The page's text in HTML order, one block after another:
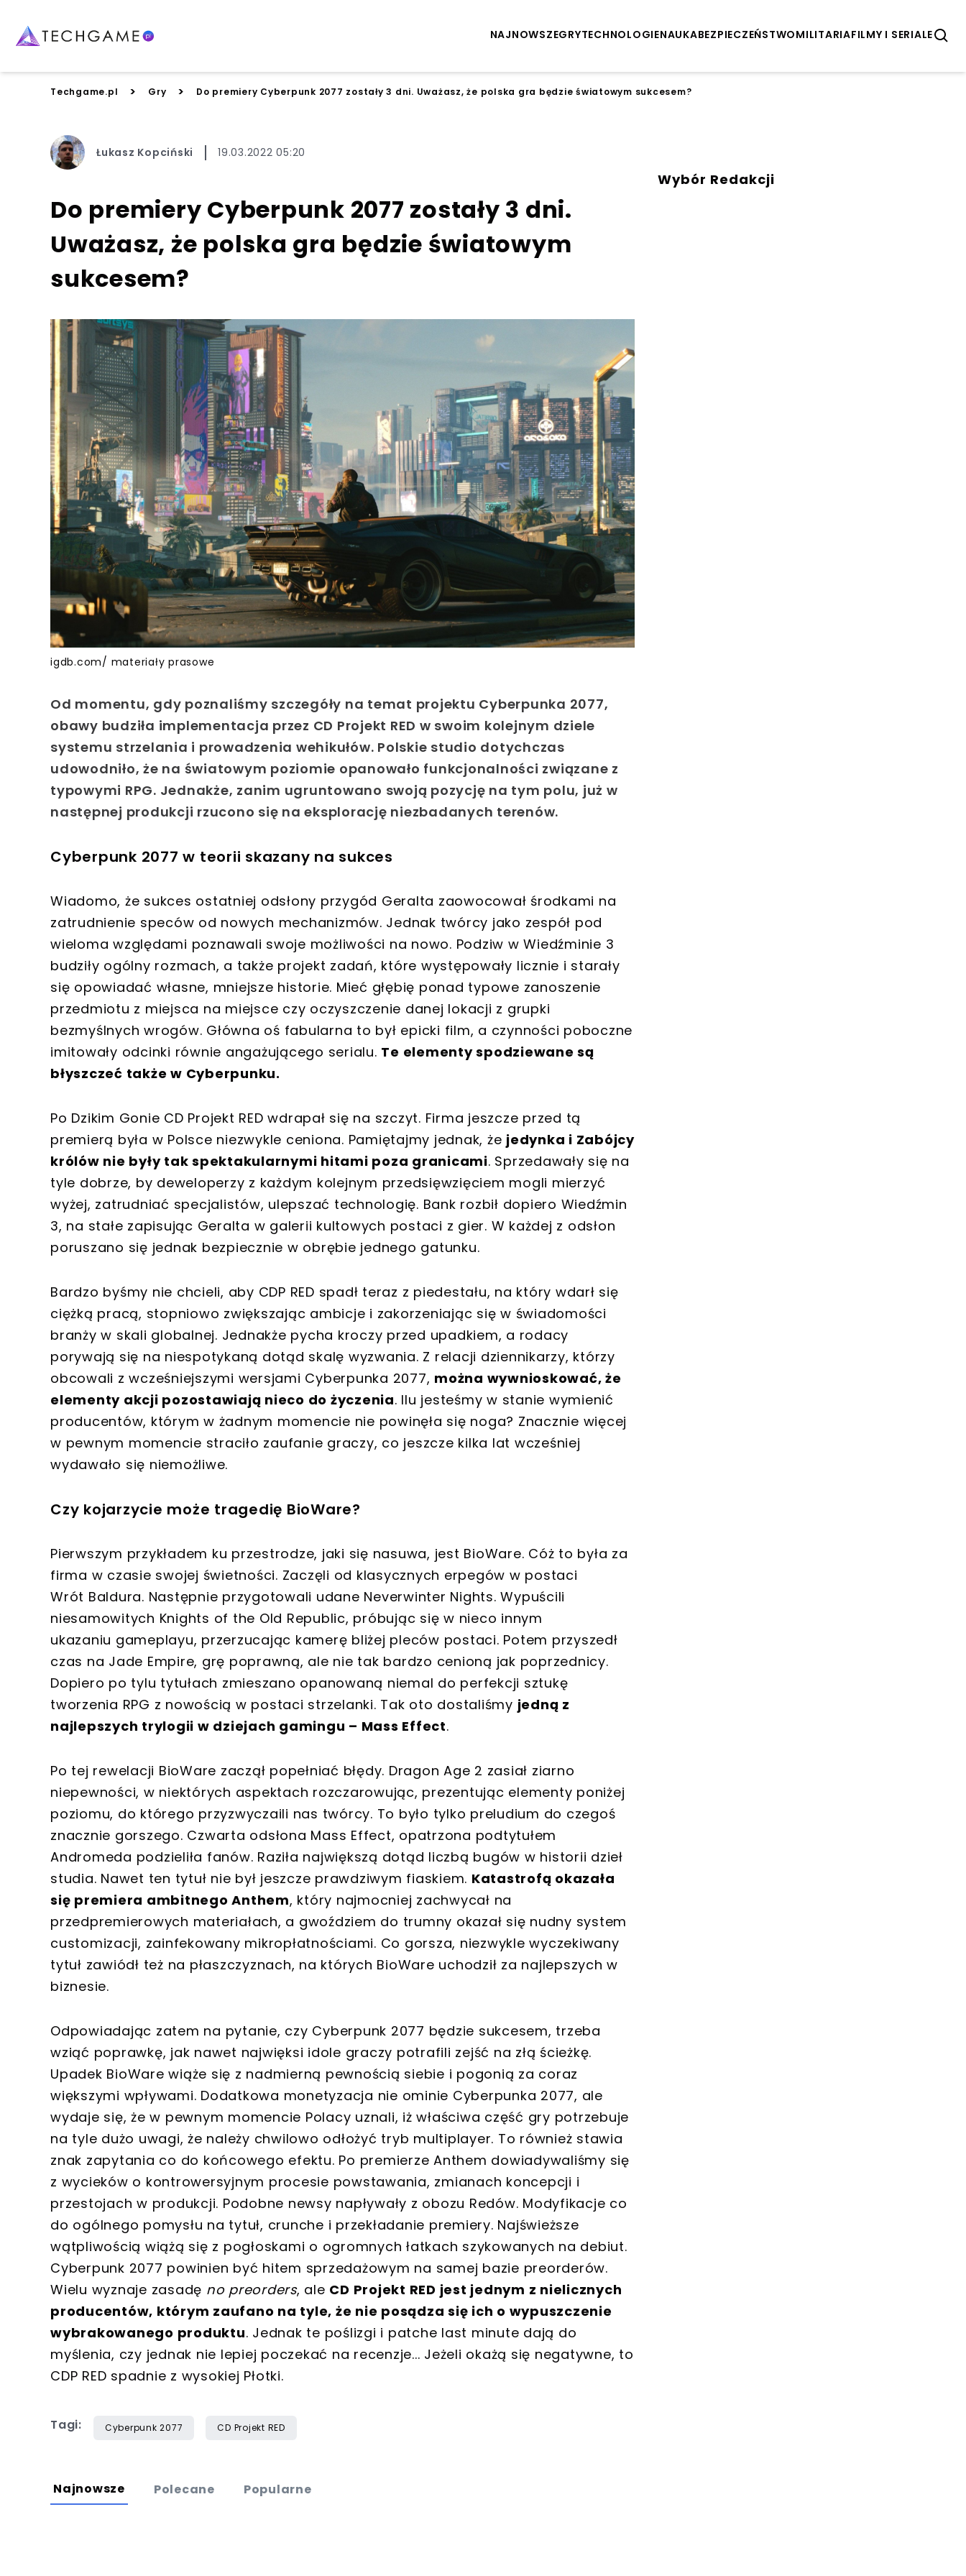
NAJNOWSZEGRYTECHNOLOGIENAUKABEZPIECZEŃSTWOMILITARIAFILMY I SERIALE
Techgame.pl > Gry > Do premiery Cyberpunk 2077 zostały 3 dni. Uważasz, że polska gra będzie światowym sukcesem?
Łukasz Kopciński 19.03.2022 05:20
Do premiery Cyberpunk 2077 zostały 3 dni.
Uważasz, że polska gra będzie światowym
sukcesem?
igdb.com/ materiały prasowe
Od momentu, gdy poznaliśmy szczegóły na temat projektu Cyberpunka 2077,
obawy budziła implementacja przez CD Projekt RED w swoim kolejnym dziele
systemu strzelania i prowadzenia wehikułów. Polskie studio dotychczas
udowodniło, że na światowym poziomie opanowało funkcjonalności związane z
typowymi RPG. Jednakże, zanim ugruntowano swoją pozycję na tym polu, już w
następnej produkcji rzucono się na eksplorację niezbadanych terenów.
Cyberpunk 2077 w teorii skazany na sukces
Wiadomo, że sukces ostatniej odsłony przygód Geralta zaowocował środkami na
zatrudnienie speców od nowych mechanizmów. Jednak twórcy jako zespół pod
wieloma względami poznawali swoje możliwości na nowo. Podziw w Wiedźminie 3
budziły ogólny rozmach, a także projekt zadań, które występowały licznie i starały
się opowiadać własne, mniejsze historie. Mieć głębię ponad typowe zanoszenie
przedmiotu z miejsca na miejsce czy oczyszczenie danej lokacji z grupki
bezmyślnych wrogów. Główna oś fabularna to był epicki film, a czynności poboczne
imitowały odcinki równie angażującego serialu. Te elementy spodziewane są
błyszczeć także w Cyberpunku.
Po Dzikim Gonie CD Projekt RED wdrapał się na szczyt. Firma jeszcze przed tą
premierą była w Polsce niezwykle ceniona. Pamiętajmy jednak, że jedynka i Zabójcy
królów nie były tak spektakularnymi hitami poza granicami. Sprzedawały się na
tyle dobrze, by deweloperzy z każdym kolejnym przedsięwzięciem mogli mierzyć
wyżej, zatrudniać specjalistów, ulepszać technologię. Bank rozbił dopiero Wiedźmin
3, na stałe zapisując Geralta w galerii kultowych postaci z gier. W każdej z odsłon
poruszano się jednak bezpiecznie w obrębie jednego gatunku.
Bardzo byśmy nie chcieli, aby CDP RED spadł teraz z piedestału, na który wdarł się
ciężką pracą, stopniowo zwiększając ambicje i zakorzeniając się w świadomości
branży w skali globalnej. Jednakże pycha kroczy przed upadkiem, a rodacy
porywają się na niespotykaną dotąd skalę wyzwania. Z relacji dziennikarzy, którzy
obcowali z wcześniejszymi wersjami Cyberpunka 2077, można wywnioskować, że
elementy akcji pozostawiają nieco do życzenia. Ilu jesteśmy w stanie wymienić
producentów, którym w żadnym momencie nie powinęła się noga? Znacznie więcej
w pewnym momencie straciło zaufanie graczy, co jeszcze kilka lat wcześniej
wydawało się niemożliwe.
Czy kojarzycie może tragedię BioWare?
Pierwszym przykładem ku przestrodze, jaki się nasuwa, jest BioWare. Cóż to była za
firma w czasie swojej świetności. Zaczęli od klasycznych erpegów w postaci
Wrót Baldura. Następnie przygotowali udane Neverwinter Nights. Wypuścili
niesamowitych Knights of the Old Republic, próbując się w nieco innym
ukazaniu gameplayu, przerzucając kamerę bliżej pleców postaci. Potem przyszedł
czas na Jade Empire, grę poprawną, ale nie tak bardzo cenioną jak poprzednicy.
Dopiero po tylu tytułach zmieszano opanowaną niemal do perfekcji sztukę
tworzenia RPG z nowością w postaci strzelanki. Tak oto dostaliśmy jedną z
najlepszych trylogii w dziejach gamingu – Mass Effect.
Po tej rewelacji BioWare zaczął popełniać błędy. Dragon Age 2 zasiał ziarno
niepewności, w niektórych aspektach rozczarowując, prezentując elementy poniżej
poziomu, do którego przyzwyczaili nas twórcy. To było tylko preludium do czegoś
znacznie gorszego. Czwarta odsłona Mass Effect, opatrzona podtytułem
Andromeda podzieliła fanów. Raziła największą dotąd liczbą bugów w historii dzieł
studia. Nawet ten tytuł nie był jeszcze prawdziwym fiaskiem. Katastrofą okazała
się premiera ambitnego Anthem, który najmocniej zachwycał na
przedpremierowych materiałach, a gwoździem do trumny okazał się nudny system
customizacji, zainfekowany mikropłatnościami. Co gorsza, niezwykle wyczekiwany
tytuł zawiódł też na płaszczyznach, na których BioWare uchodził za najlepszych w
biznesie.
Odpowiadając zatem na pytanie, czy Cyberpunk 2077 będzie sukcesem, trzeba
wziąć poprawkę, jak nawet najwięksi idole graczy potrafili zejść na złą ścieżkę.
Upadek BioWare wiąże się z nadmierną pewnością siebie i pogonią za coraz
większymi wpływami. Dodatkowa monetyzacja nie ominie Cyberpunka 2077, ale
wydaje się, że w pewnym momencie Polacy uznali, iż właściwa część gry potrzebuje
na tyle dużo uwagi, że należy chwilowo odłożyć tryb multiplayer. To również stawia
znak zapytania co do końcowego efektu. Po premierze Anthem dowiadywaliśmy się
z wycieków o kontrowersyjnym procesie powstawania, zmianach koncepcji i
przestojach w produkcji. Podobne newsy napływały z obozu Redów. Modyfikacje co
do ogólnego pomysłu na tytuł, crunche i przekładanie premiery. Najświeższe
wątpliwością wiążą się z pogłoskami o ogromnych łatkach szykowanych na debiut.
Cyberpunk 2077 powinien być hitem sprzedażowym na samej bazie preorderów.
Wielu wyznaje zasadę no preorders, ale CD Projekt RED jest jednym z nielicznych
producentów, którym zaufano na tyle, że nie posądza się ich o wypuszczenie
wybrakowanego produktu. Jednak te poślizgi i patche last minute dają do
myślenia, czy jednak nie lepiej poczekać na recenzje... Jeżeli okażą się negatywne, to
CDP RED spadnie z wysokiej Płotki.
Tagi: Cyberpunk 2077 CD Projekt RED
Wybór Redakcji
Najnowsze Polecane Popularne